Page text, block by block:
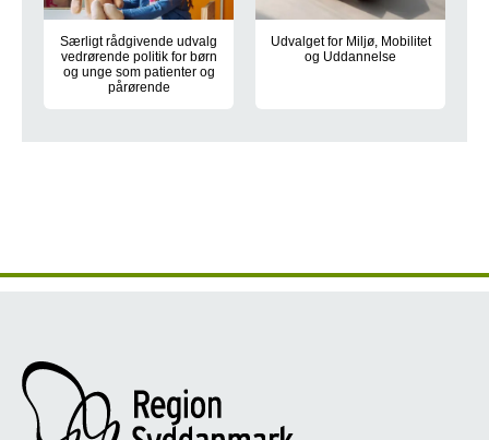
Særligt rådgivende udvalg
vedrørende politik for børn
og unge som patienter og
pårørende
Udvalget for Miljø, Mobilitet
og Uddannelse